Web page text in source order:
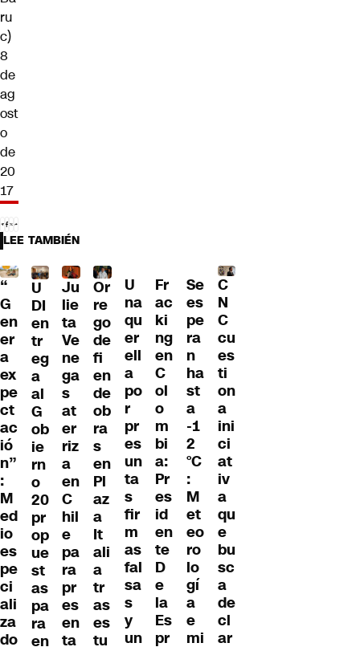
ru
c)
8
de
ag
ost
o
de
20
17
LEE TAMBIÉN
“
G
en
er
a
ex
pe
ct
ac
ió
n”
:
M
ed
io
es
pe
ci
ali
za
do
U
DI
en
tr
eg
a
al
G
ob
ie
rn
o
20
pr
op
ue
st
as
pa
ra
en
Ju
lie
ta
Ve
ne
ga
s
at
er
riz
a
en
C
hil
e
pa
ra
pr
es
en
ta
Or
re
go
de
fi
en
de
ob
ra
s
en
Pl
az
a
It
ali
a
tr
as
es
tu
U
na
qu
er
ell
a
po
r
pr
es
un
ta
s
fir
m
as
fal
sa
s
y
un
Fr
ac
ki
ng
en
C
ol
o
m
bi
a:
Pr
es
id
en
te
D
e
la
Es
pr
Se
es
pe
ra
n
ha
st
a
-1
2
°C
:
M
et
eo
ro
lo
gí
a
e
mi
C
N
C
cu
es
ti
on
a
ini
ci
at
iv
a
qu
e
bu
sc
a
de
cl
ar